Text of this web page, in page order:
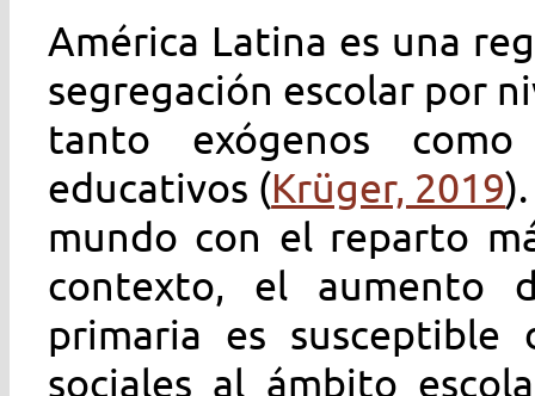
América Latina es una
segregación escolar por
tanto exógenos
educativos (Krüger, 2019
mundo con el reparto
contexto, el aumento
primaria es susceptible
sociales al ámbito